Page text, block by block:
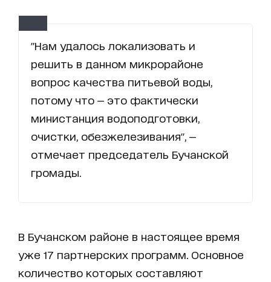
"Нам удалось локализовать и
решить в данном микрорайоне
вопрос качества питьевой воды,
потому что — это фактически
министанция водоподготовки,
очистки, обезжелезивания", —
отмечает председатель Бучанской
громады.
В Бучанском районе в настоящее время
уже 17 партнерских программ. Основное
количество которых составляют